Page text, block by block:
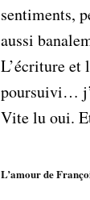
sentiments,
aussi
L’écriture et
poursuivi…
Vite lu oui.
L’amour de